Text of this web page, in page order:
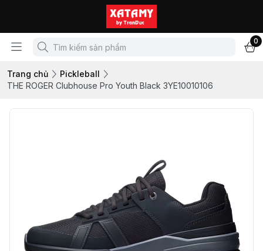
0
Trang chủ
Pickleball
THE ROGER Clubhouse Pro Youth Black 3YE10010106